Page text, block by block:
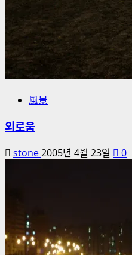
風景
외로움
stone2005년 4월 23일 0